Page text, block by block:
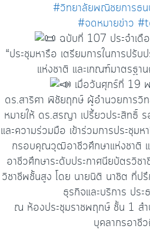
o
k
e tt
er
se
n
ge
r
lo
o
k.
c
o
m
#วิทยาลัยพณิชยการธน
#จดหมายข่าว
ฉบับที่ 107 ประจำเ
“ประชุมหารือ เตรียมการในการป
แห่งชาติ และเกณฑ์มาตรฐ
เมื่อวันศุกร์ที่ 19
ดร.สาริศา พิชัยฤกษ์ ผู้อำนวยการ
หมายให้ ดร.สรญา เปรี้ยวประสิทธิ์
และความร่วมมือ เข้าร่วมการประชุม
กรอบคุณวุฒิอาชีวศึกษาแห่งชาติ
อาชีวศึกษาระดับประกาศนียบัตรวิช
วิชาชีพชั้นสูง โดย นายนิติ นาชิต ที่ป
ธุรกิจและบริการ ประ
ณ ห้องประชุมราชพฤกษ์ ชั้น 1 ส
บุคลากรอาชี